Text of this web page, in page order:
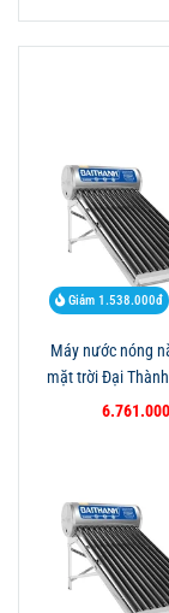
Giảm 1.538.000đ
Máy nước nóng
mặt trời Đại